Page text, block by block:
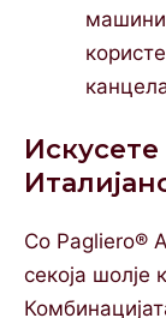
Со Pagliero®
секоja шолје